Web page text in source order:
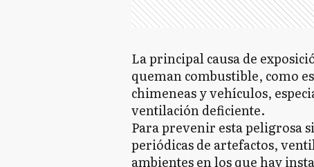
La principal causa de
queman combustible, como
chimeneas y vehículos,
ventilación deficiente.
Para prevenir esta peligrosa
periódicas de artefactos,
ambientes en los que hay